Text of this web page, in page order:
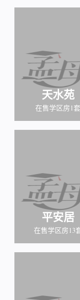
天水苑
在售学区房1套
平安居
在售学区房13